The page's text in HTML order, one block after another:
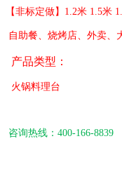
【非标定做】1.2米 1.5米
自助餐、烧烤店、外卖、
产品类型：
火锅料理台
咨询热线：400-166-8839